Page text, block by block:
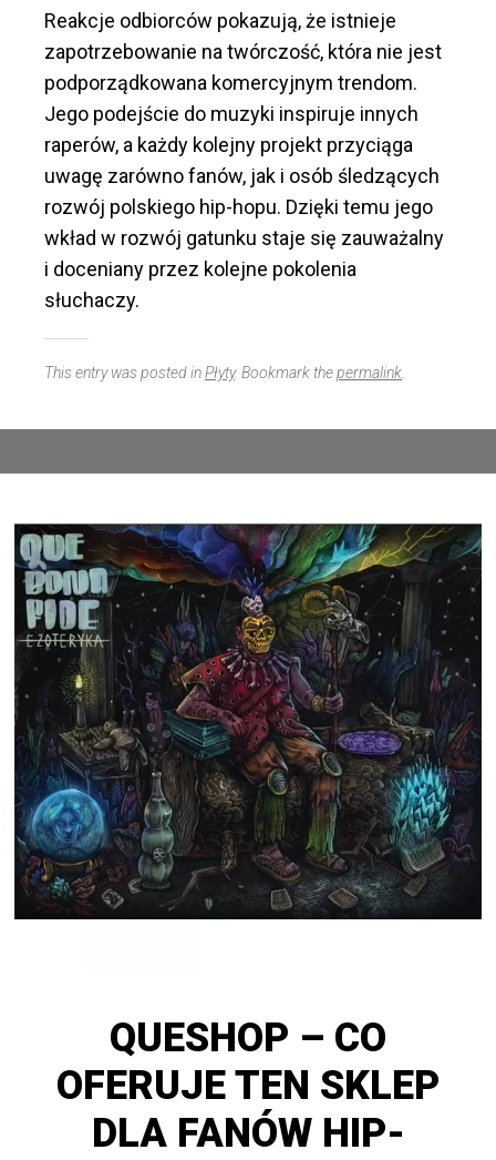
Reakcje odbiorców pokazują, że istnieje
zapotrzebowanie na twórczość, która nie jest
podporządkowana komercyjnym trendom.
Jego podejście do muzyki inspiruje innych
raperów, a każdy kolejny projekt przyciąga
uwagę zarówno fanów, jak i osób śledzących
rozwój polskiego hip-hopu. Dzięki temu jego
wkład w rozwój gatunku staje się zauważalny
i doceniany przez kolejne pokolenia
słuchaczy.
This entry was posted inPłyty. Bookmark thepermalink
QUESHOP – CO
OFERUJE TEN SKLEP
DLA FANÓW HIP-